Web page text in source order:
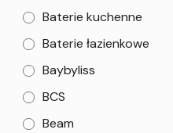
Baterie kuchenne
Baterie łazienkowe
Baybyliss
BCS
Beam